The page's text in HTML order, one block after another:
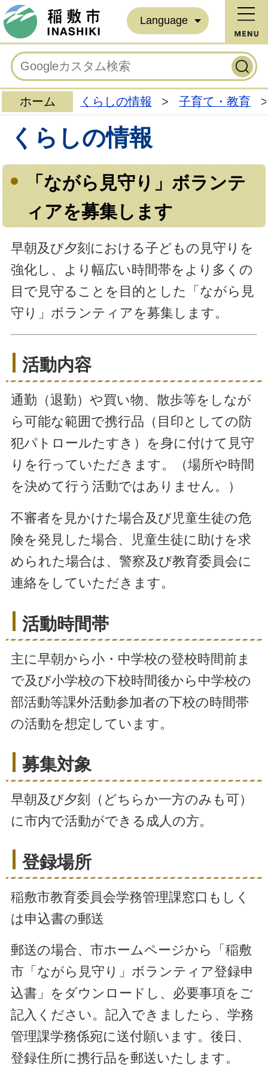
Language
ホーム くらしの情報 > 子育て・教育 >
くらしの情報
「ながら見守り」ボランテ
ィアを募集します
早朝及び夕刻における子どもの見守りを
強化し、より幅広い時間帯をより多くの
目で見守ることを目的とした「ながら見
守り」ボランティアを募集します。
活動内容
通勤（退勤）や買い物、散歩等をしなが
ら可能な範囲で携行品（目印としての防
犯パトロールたすき）を身に付けて見守
りを行っていただきます。（場所や時間
を決めて行う活動ではありません。）
不審者を見かけた場合及び児童生徒の危
険を発見した場合、児童生徒に助けを求
められた場合は、警察及び教育委員会に
連絡をしていただきます。
活動時間帯
主に早朝から小・中学校の登校時間前ま
で及び小学校の下校時間後から中学校の
部活動等課外活動参加者の下校の時間帯
の活動を想定しています。
募集対象
早朝及び夕刻（どちらか一方のみも可）
に市内で活動ができる成人の方。
登録場所
稲敷市教育委員会学務管理課窓口もしく
は申込書の郵送
郵送の場合、市ホームページから「稲敷
市「ながら見守り」ボランティア登録申
込書」をダウンロードし、必要事項をご
記入ください。記入できましたら、学務
管理課学務係宛に送付願います。後日、
登録住所に携行品を郵送いたします。